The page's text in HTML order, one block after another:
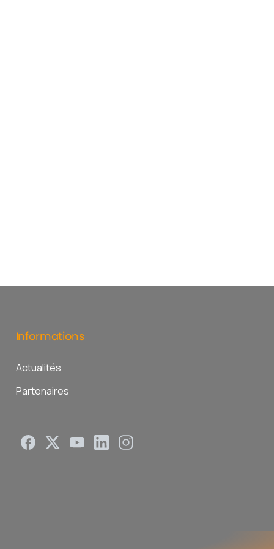
Informations
Actualités
Partenaires